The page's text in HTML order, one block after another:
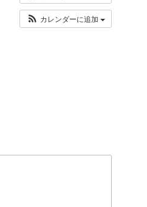
カレンダーに追加